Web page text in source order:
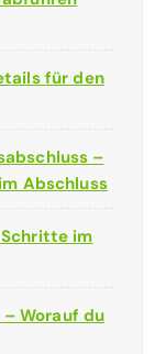
für den
–
Abschluss
im
Worauf du